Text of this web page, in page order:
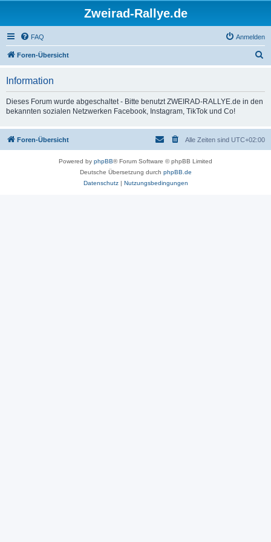
Zweirad-Rallye.de
FAQ Anmelden
Foren-Übersicht
Information
Dieses Forum wurde abgeschaltet - Bitte benutzt ZWEIRAD-RALLYE.de in den
bekannten sozialen Netzwerken Facebook, Instagram, TikTok und Co!
Foren-Übersicht Alle Zeiten sind UTC+02:00
Powered by phpBB® Forum Software © phpBB Limited
Deutsche Übersetzung durch phpBB.de
Datenschutz| Nutzungsbedingungen